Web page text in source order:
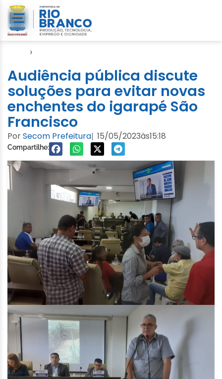
›
Audiência pública discute
soluções para evitar novas
enchentes do igarapé São
Francisco
PorSecom Prefeitura| 15/05/2023às15:18
Compartilhe: